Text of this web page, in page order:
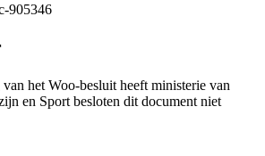
905346
het Woo-besluit heeft ministerie van
en Sport besloten dit document niet